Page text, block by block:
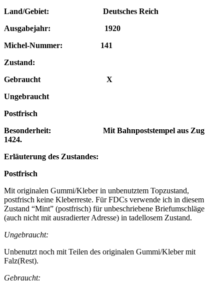
Land/Gebiet: Deutsches Reich
Ausgabejahr: 1920
Michel-Nummer: 141
Zustand:
Gebraucht X
Ungebraucht
Postfrisch
Besonderheit:
Mit Bahnpoststempel aus Zug
1424.
Erläuterung des Zustandes:
Postfrisch
Mit originalen Gummi/Kleber in unbenutztem Topzustand,
postfrisch keine Kleberreste. Für FDCs verwende ich in diesem
Zustand “Mint” (postfrisch) für unbeschriebene Briefumschläge
(auch nicht mit ausradierter Adresse) in tadellosem Zustand.
Ungebraucht:
Unbenutzt noch mit Teilen des originalen Gummi/Kleber mit
Falz(Rest).
Gebraucht: